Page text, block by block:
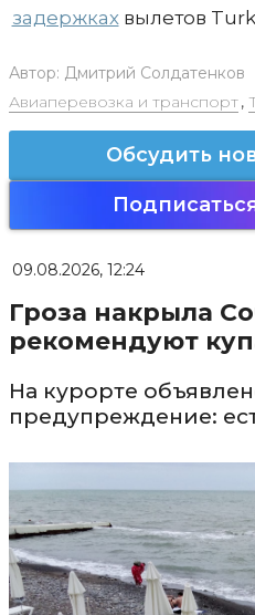
задержкахвылетов
Автор: Дмитрий Солдатенков
Авиаперевозка и транспорт,
Обсудить
09.08.2026, 12:24
Гроза накрыла
рекомендуют
На курорте
предупреждение: